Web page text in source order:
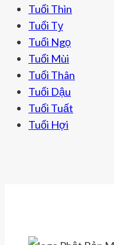
Tuổi Thìn
Tuổi Tỵ
Tuổi Ngọ
Tuổi Mùi
Tuổi Thân
Tuổi Dậu
Tuổi Tuất
Tuổi Hợi